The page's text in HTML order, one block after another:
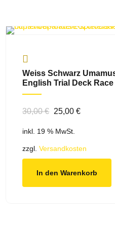
Weiss Schwarz
English Trial Deck
30,00€ Ursprünglicher
war:
30,00 €
25,00€Aktueller
25,00 €.
inkl. 19 % MwSt.
zzgl.Versandkosten
In den Warenkorb